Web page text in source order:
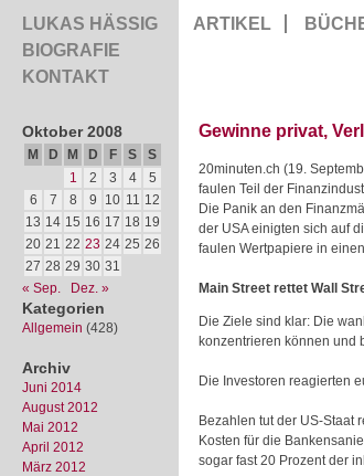
LUKAS HÄSSIG
BIOGRAFIE
KONTAKT
ARTIKEL
Oktober 2008
M D M D F S
S
1
2 3 4
5
6
7 8 9 10 11 12
13 14 15 16 17 18 19
20 21 22 23 24 25 26
27 28 29 30 31
« Sep.
Dez. »
Kategorien
Allgemein (428)
Archiv
Juni 2014
August 2012
Mai 2012
April 2012
März 2012
Gewinne privat,
20minuten.ch (19.
faulen Teil der
Die Panik an den
der USA einigten sich auf
faulen Wertpapiere in
Main Street rettet Wall
Die Ziele sind klar: Die
konzentrieren können und
Die Investoren reagierten
Bezahlen tut der US-Staat
Kosten für die
sogar fast 20 Prozent der